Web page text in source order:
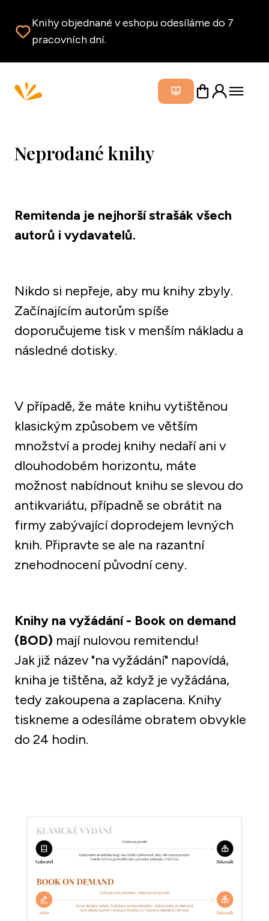
Knihy objednané v eshopu odesíláme do 7
pracovních dní.
Zavřít
Neprodané knihy
Remitenda je nejhorší strašák všech
autorů i vydavatelů.
Nikdo si nepřeje, aby mu knihy zbyly.
Začínajícím autorům spíše
doporučujeme tisk v menším nákladu a
následné dotisky.
V případě, že máte knihu vytištěnou
klasickým způsobem ve větším
množství a prodej knihy nedaří ani v
dlouhodobém horizontu, máte
možnost nabídnout knihu se slevou do
antikvariátu, případně se obrátit na
firmy zabývající doprodejem levných
knih. Připravte se ale na razantní
znehodnocení původní ceny.
Knihy na vyžádání - Book on demand
(BOD) mají nulovou remitendu!
Jak již název "na vyžádání" napovídá,
kniha je tištěna, až když je vyžádána,
tedy zakoupena a zaplacena. Knihy
tiskneme a odesíláme obratem obvykle
do 24 hodin.